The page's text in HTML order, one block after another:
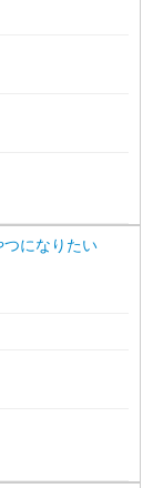
になりたい